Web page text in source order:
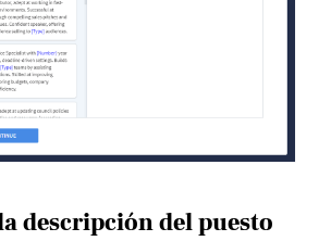
descripción del puesto